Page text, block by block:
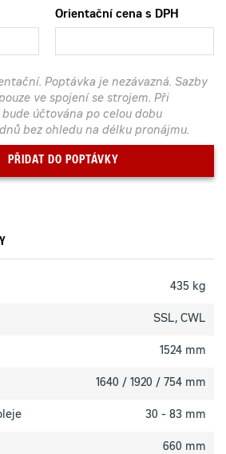
Orientační cena s DPH
Poptávka je nezávazná. Sazby
ve spojení se strojem. Při
účtována po celou dobu
bez ohledu na délku pronájmu.
PŘIDAT DO POPTÁVKY
435 kg
SSL, CWL
1524 mm
1640 / 1920 / 754 mm
30 - 83 mm
660 mm